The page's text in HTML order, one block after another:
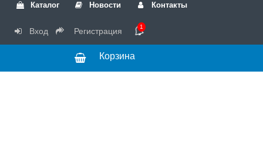
Каталог Новости Контакты
Вход Регистрация 1
Корзина